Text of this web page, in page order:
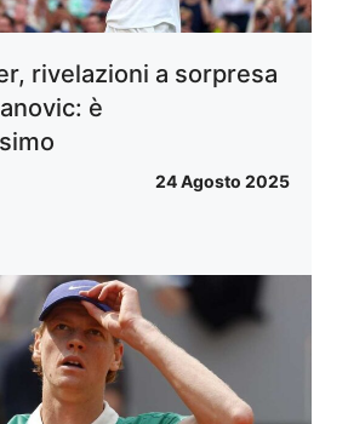
rivelazioni a sorpresa
è
24 Agosto 2025